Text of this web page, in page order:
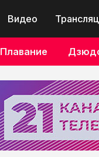
Видео
Плавание